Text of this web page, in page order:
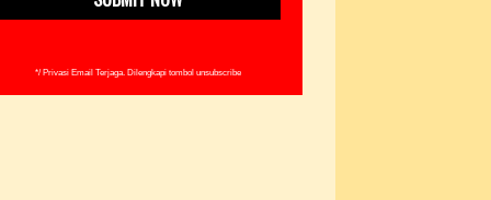
*/ Privasi Email Terjaga. Dilengkapi tombol unsubscribe